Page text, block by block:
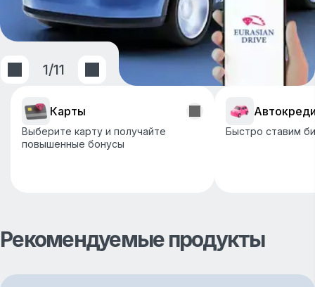
1/11
Карты
Выберите карту и получайте
повышенные бонусы
Быстро ставим
Рекомендуемые продукты